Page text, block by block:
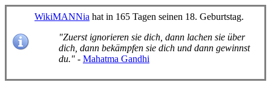
WikiMANNia hat in 165 Tagen seinen 18. Geburtstag.
"Zuerst ignorieren sie dich, dann lachen sie über
dich, dann bekämpfen sie dich und dann gewinnst
du." - Mahatma Gandhi